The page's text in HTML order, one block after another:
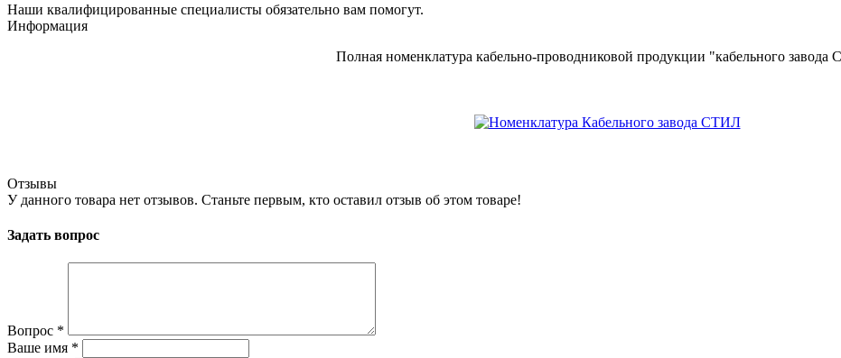
Наши квалифицированные специалисты обязательно вам помогут.
Информация
Полная номенклатура кабельно-проводниковой продукции "кабельного
Отзывы
У данного товара нет отзывов. Станьте первым, кто оставил отзыв об этом товаре!
Задать вопрос
Вопрос *
Ваше имя *